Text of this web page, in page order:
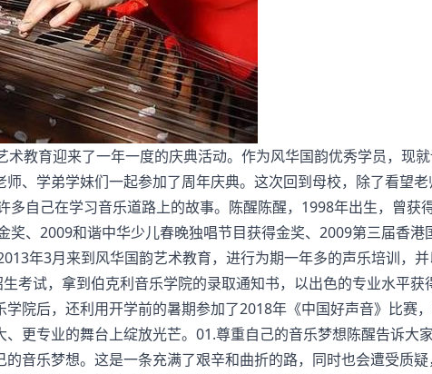
教育迎来了一年一度的庆典活动。作为风华国韵优秀学员，现
、学弟学妹们一起参加了周年庆典。这次回到母校，除了看望
多自己在学习音乐道路上的故事。陈醒陈醒，1998年出生，曾获
、2009和谐中华少儿春晚独唱节目获得金奖、2009第三届香港
年3月来到风华国韵艺术教育，进行为期一年多的声乐培训，
考试，拿到伯克利音乐学院的录取通知书，以出色的专业水平
院后，还利用开学前的暑期参加了2018年《中国好声音》比赛
更专业的舞台上绽放光芒。01.尊重自己的音乐梦想陈醒告诉大
音乐梦想。这是一条充满了艰辛和曲折的路，同时也会遭受质